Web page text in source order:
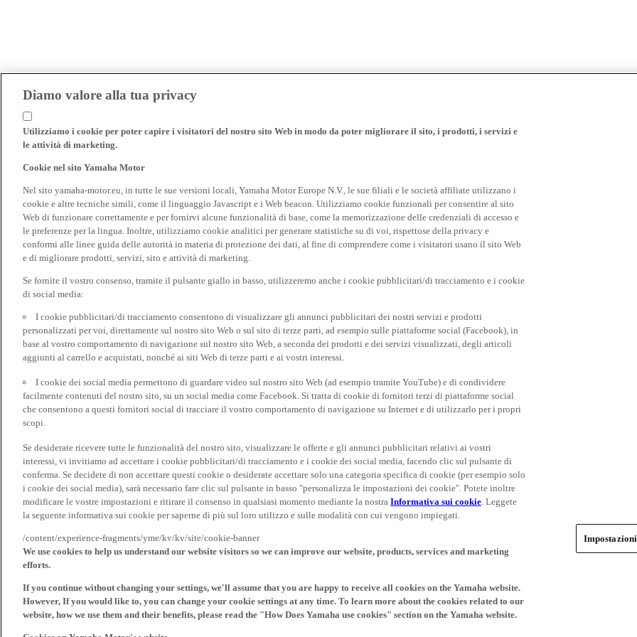
Diamo valore alla tua privacy
Utilizziamo i cookie per poter capire i visitatori del nostro sito Web in modo da poter migliorare il sito, i prodotti, i servizi e
le attività di marketing.
Cookie nel sito Yamaha Motor
Nel sito yamaha-motor.eu, in tutte le sue versioni locali, Yamaha Motor Europe N.V., le sue filiali e le società affiliate utilizzano i
cookie e altre tecniche simili, come il linguaggio Javascript e i Web beacon. Utilizziamo cookie funzionali per consentire al sito
Web di funzionare correttamente e per fornirvi alcune funzionalità di base, come la memorizzazione delle credenziali di accesso e
le preferenze per la lingua. Inoltre, utilizziamo cookie analitici per generare statistiche su di voi, rispettose della privacy e
conformi alle linee guida delle autorità in materia di protezione dei dati, al fine di comprendere come i visitatori usano il sito Web
e di migliorare prodotti, servizi, sito e attività di marketing.
Se fornite il vostro consenso, tramite il pulsante giallo in basso, utilizzeremo anche i cookie pubblicitari/di tracciamento e i cookie
di social media:
I cookie pubblicitari/di tracciamento consentono di visualizzare gli annunci pubblicitari dei nostri servizi e prodotti
personalizzati per voi, direttamente sul nostro sito Web o sul sito di terze parti, ad esempio sulle piattaforme social (Facebook), in
base al vostro comportamento di navigazione sul nostro sito Web, a seconda dei prodotti e dei servizi visualizzati, degli articoli
aggiunti al carrello e acquistati, nonché ai siti Web di terze parti e ai vostri interessi.
I cookie dei social media permettono di guardare video sul nostro sito Web (ad esempio tramite YouTube) e di condividere
facilmente contenuti del nostro sito, su un social media come Facebook. Si tratta di cookie di fornitori terzi di piattaforme social
che consentono a questi fornitori social di tracciare il vostro comportamento di navigazione su Internet e di utilizzarlo per i propri
scopi.
Se desiderate ricevere tutte le funzionalità del nostro sito, visualizzare le offerte e gli annunci pubblicitari relativi ai vostri
interessi, vi invitiamo ad accettare i cookie pubblicitari/di tracciamento e i cookie dei social media, facendo clic sul pulsante di
conferma. Se decidete di non accettare questi cookie o desiderate accettare solo una categoria specifica di cookie (per esempio solo
i cookie dei social media), sarà necessario fare clic sul pulsante in basso "personalizza le impostazioni dei cookie". Potete inoltre
modificare le vostre impostazioni e ritirare il consenso in qualsiasi momento mediante la nostra Informativa sui cookie. Leggete
la seguente informativa sui cookie per saperne di più sul loro utilizzo e sulle modalità con cui vengono impiegati.
/content/experience-fragments/yme/kv/kv/site/cookie-banner
We use cookies to help us understand our website visitors so we can improve our website, products, services and marketing
efforts.
If you continue without changing your settings, we'll assume that you are happy to receive all cookies on the Yamaha website.
However, If you would like to, you can change your cookie settings at any time. To learn more about the cookies related to our
website, how we use them and their benefits, please read the "How Does Yamaha use cookies" section on the Yamaha website.